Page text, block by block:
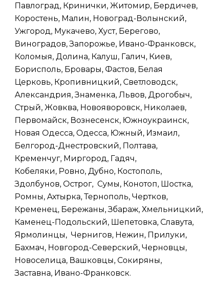
Павлоград, Кринички, Житомир, Бердичев,
Коростень, Малин, Новоград-Волынский,
Ужгород, Мукачево, Хуст, Берегово,
Виноградов, Запорожье, Ивано-Франковск,
Коломыя, Долина, Калуш, Галич, Киев,
Борисполь, Бровары, Фастов, Белая
Церковь, Кропивницкий, Светловодск,
Александрия, Знаменка, Львов, Дрогобыч,
Стрый, Жовква, Новояворовск, Николаев,
Первомайск, Вознесенск, Южноукраинск,
Новая Одесса, Одесса, Южный, Измаил,
Белгород-Днестровский, Полтава,
Кременчуг, Миргород, Гадяч,
Кобеляки, Ровно, Дубно, Костополь,
Здолбунов, Острог, Сумы, Конотоп, Шостка,
Ромны, Ахтырка, Тернополь, Чертков,
Кременец, Бережаны, Збараж, Хмельницкий,
Каменец-Подольский, Шепетовка, Славута,
Ярмолинцы, Чернигов, Нежин, Прилуки,
Бахмач, Новгород-Северский, Черновцы,
Новоселица, Вашковцы, Сокиряны,
Заставна, Ивано-Франковск.